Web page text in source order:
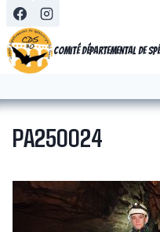
Aller
au
contenu Comité Départemental de
PA250024